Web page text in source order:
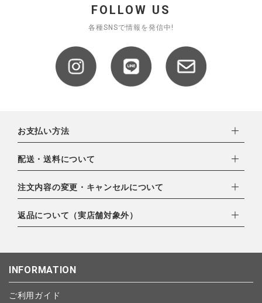
FOLLOW US
各種SNSで情報を発信中!
お支払い方法
下記お支払い方法よりお選びいただけます。
・クレジットカード（VISA,mastercard,JCB,AMERICAN
EXPRESS,Diners Club）
・amazonペイメント
・楽天ペイ
・PayPay
配送・送料について
配達業者：日本郵便
北海道：1,400円
注文内容の変更・キャンセルについて
ご注文日当日から翌日のAM9:00までにご連絡頂いた場合はキャ
ンセルは可能です。
します。
予約商品など一部キャンセルが出来ない場合がございます。あら
かじめご了承ください。
返品について（実店舗対象外）
こちら よりご依頼ください。
INFORMATION
ご利用ガイド